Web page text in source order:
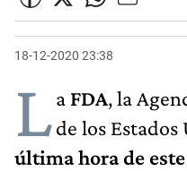
18-12-2020 23:38
La FDA, la
de los
última hora de